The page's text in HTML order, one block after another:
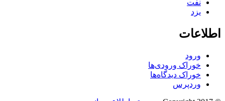
نفت
یزد
اطلاعات
ورود
خوراک ورودی‌ها
خوراک دیدگاه‌ها
وردپرس